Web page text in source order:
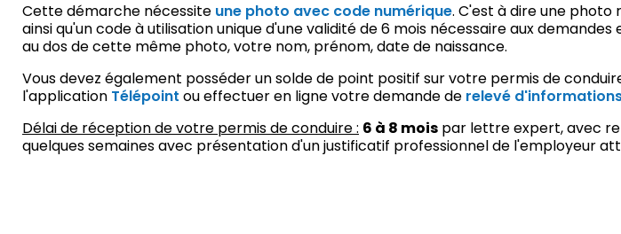
Cette démarche nécessite une photo avec code numérique. C'est à dire une photo
ainsi qu'un code à utilisation unique d'une validité de 6 mois nécessaire aux
au dos de cette même photo, votre nom, prénom, date de naissance.
Vous devez également posséder un solde de point positif sur votre permis de
l'application Télépoint ou effectuer en ligne votre demande de relevé
Délai de réception de votre permis de conduire : 6 à 8 mois par lettre expert, avec
quelques semaines avec présentation d'un justificatif professionnel de l'employeur